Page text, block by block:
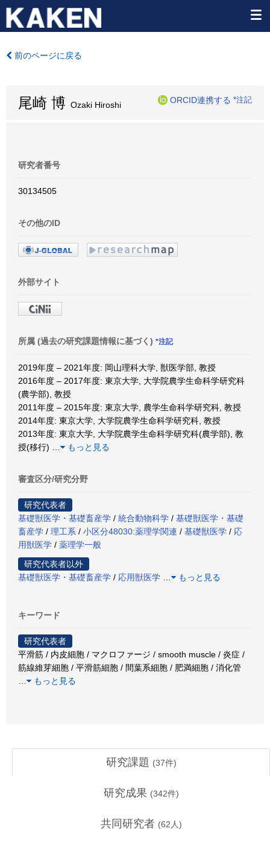
前のページに戻る
尾崎 博 Ozaki Hiroshi
ORCID連携する *注記
研究者番号
30134505
その他のID
外部サイト
所属 (過去の研究課題情報に基づく) *注記
2019年度 – 2021年度: 岡山理科大学, 獣医学部, 教授
2016年度 – 2017年度: 東京大学, 大学院農学生命科学研究科
(農学部), 教授
2011年度 – 2015年度: 東京大学, 農学生命科学研究科, 教授
2014年度: 東京大学, 大学院農学生命科学研究科, 教授
2013年度: 東京大学, 大学院農学生命科学研究科(農学部), 教
授(移行)
もっと見る
審査区分/研究分野
研究代表者
基礎獣医学・基礎畜産学 / 統合動物科学 / 基礎獣医学・基礎
畜産学 / 理工系 / 小区分48030:薬理学関連 / 基礎獣医学 / 応
用獣医学 / 薬理学一般
研究代表者以外
基礎獣医学・基礎畜産学 / 応用獣医学 もっと見る
キーワード
研究代表者
平滑筋 / 内皮細胞 / マクロファージ / smooth muscle / 炎症 /
筋線維芽細胞 / 平滑筋細胞 / 間葉系細胞 / 肥満細胞 / 消化管
もっと見る
研究課題 (37件)
研究成果 (342件)
共同研究者 (62 人)